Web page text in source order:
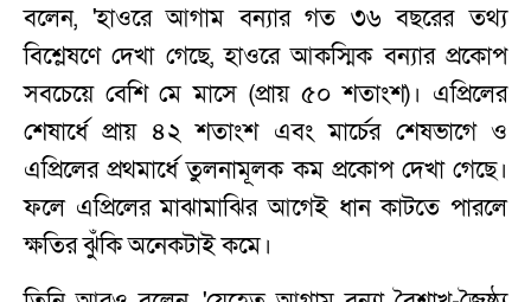
বলেন, 'হাওরে আগাম বন্যার গত ৩৬ বছরের তথ্য
বিশ্লেষণে দেখা গেছে, হাওরে আকস্মিক বন্যার প্রকোপ
সবচেয়ে বেশি মে মাসে (প্রায় ৫০ শতাংশ)। এপ্রিলের
শেষার্ধে প্রায় ৪২ শতাংশ এবং মার্চের শেষভাগে ও
এপ্রিলের প্রথমার্ধে তুলনামূলক কম প্রকোপ দেখা গেছে।
ফলে এপ্রিলের মাঝামাঝির আগেই ধান কাটতে পারলে
ক্ষতির ঝুঁকি অনেকটাই কমে।